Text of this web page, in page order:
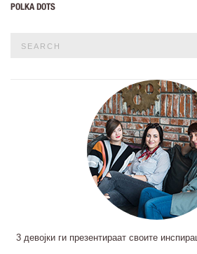
POLKA DOTS
3 девојки ги презентираат своите